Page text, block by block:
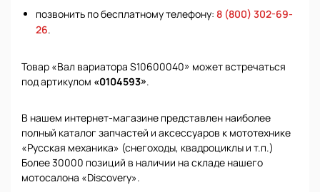
позвонить по бесплатному телефону: 8 (800) 302-69-
26.
Товар «Вал вариатора S10600040» может встречаться
под артикулом «0104593».
В нашем интернет-магазине представлен наиболее
полный каталог запчастей и аксессуаров к мототехнике
«Русская механика» (снегоходы, квадроциклы и т.п.)
Более 30000 позиций в наличии на складе нашего
мотосалона «Discovery».